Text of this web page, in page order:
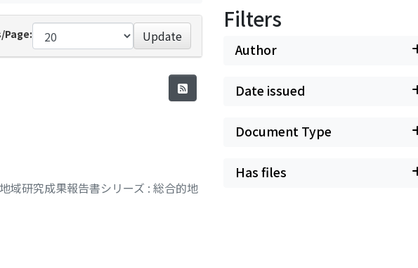
Page: Update
域研究成果報告書シリーズ : 総合的地
Filters
Author
Date issued
Document Type
Has files